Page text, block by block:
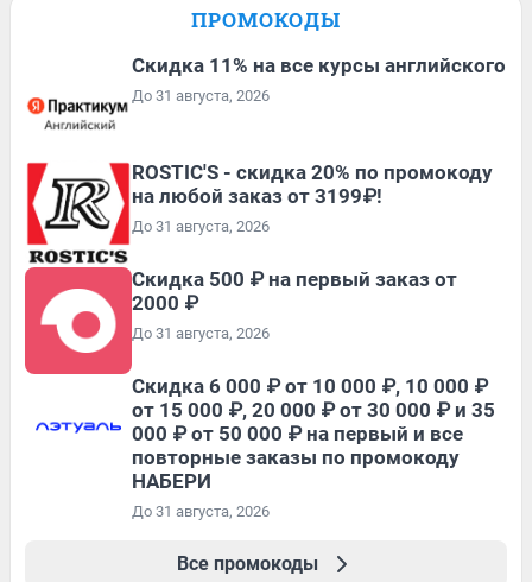
ПРОМОКОДЫ
Скидка 11% на все курсы английского
До 31 августа, 2026
ROSTIC'S - скидка 20% по промокоду
на любой заказ от 3199₽!
До 31 августа, 2026
Скидка 500 ₽ на первый заказ от
2000 ₽
До 31 августа, 2026
Скидка 6 000 ₽ от 10 000 ₽, 10 000 ₽
от 15 000 ₽, 20 000 ₽ от 30 000 ₽ и 35
000 ₽ от 50 000 ₽ на первый и все
повторные заказы по промокоду
НАБЕРИ
До 31 августа, 2026
Все промокоды